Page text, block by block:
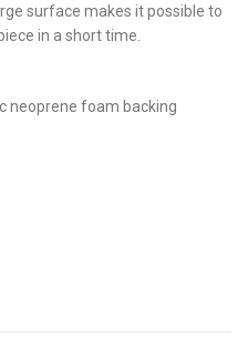
surface makes it possible to
in a short time.
neoprene foam backing